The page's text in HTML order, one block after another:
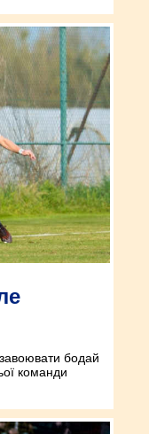
бодай
команди